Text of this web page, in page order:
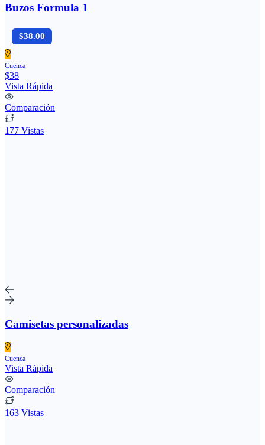
Buzos Formula 1
$38.00
Cuenca
$38
Vista Rápida
Comparación
177 Vistas
Camisetas personalizadas
Cuenca
Vista Rápida
Comparación
163 Vistas